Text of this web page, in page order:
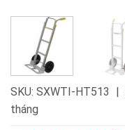
SKU: SXWTI-HT513
tháng